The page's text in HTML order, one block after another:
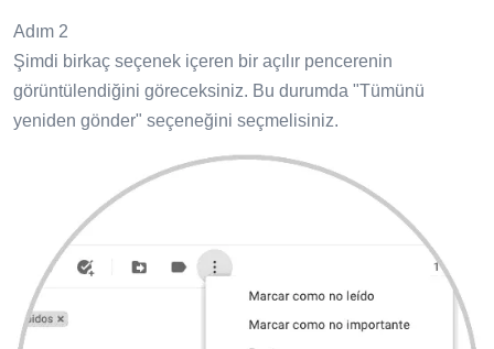
Adım 2
Şimdi birkaç seçenek içeren bir açılır pencerenin
görüntülendiğini göreceksiniz. Bu durumda "Tümünü
yeniden gönder" seçeneğini seçmelisiniz.